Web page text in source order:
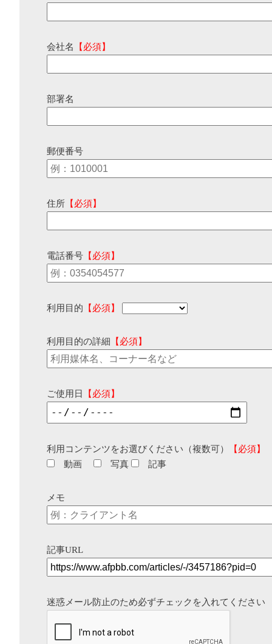
会社名 【必須】
部署名
郵便番号
住所 【必須】
電話番号 【必須】
利用目的 【必須】
利用目的の詳細 【必須】
ご使用日 【必須】
利用コンテンツをお選びください（複数可）
【必須】
動画
写真 記事
メモ
記事URL
迷惑メール防止のため必ずチェックを入れてください